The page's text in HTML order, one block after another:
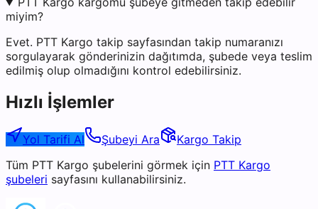
miyim?
Evet. PTT Kargo takip sayfasından takip numaranızı
sorgulayarak gönderinizin dağıtımda, şubede veya teslim
edilmiş olup olmadığını kontrol edebilirsiniz.
Hızlı İşlemler
Yol Tarifi Al Şubeyi Ara
Kargo Takip
Tüm PTT Kargo şubelerini görmek için PTT Kargo
şubeleri sayfasını kullanabilirsiniz.